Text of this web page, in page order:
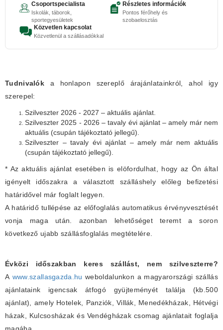
Csoportspecialista
Iskolák, táborok,
sportegyesületek
Részletes információk
Pontos férőhely és
szobaelosztás
Közvetlen kapcsolat
Közvetlenül a szállásadókkal
Tudnivalók a honlapon szereplő árajánlatainkról, ahol igy
szerepel:
Szilveszter 2026 - 2027 – aktuális ajánlat.
Szilveszter 2025 - 2026 – tavaly évi ajánlat – amely már nem
aktuális (csupán tájékoztató jellegű).
Szilveszter – tavaly évi ajánlat – amely már nem aktuális
(csupán tájékoztató jellegű).
* Az aktuális ajánlat esetében is elöfordulhat, hogy az Ön által
igényelt időszakra a választott szálláshely előleg befizetési
határidővel már foglalt legyen.
A határidő tullépése az előfoglalás automatikus érvényvesztését
vonja maga után. azonban lehetőséget teremt a soron
következő ujabb szállásfoglalás megtételére.
Évközi időszakban keres szállást, nem szilveszterre?
A www.szallasgazda.hu weboldalunkon a magyarországi szállás
ajánlataink igencsak átfogó gyüjteményét találja (kb.500
ajánlat), amely Hotelek, Panziók, Villák, Menedékházak, Hétvégi
házak, Kulcsosházak és Vendégházak csomag ajánlatait foglalja